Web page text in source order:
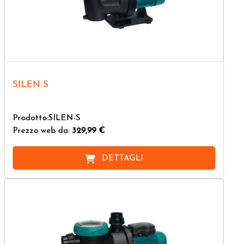
SILEN S
Prodotto:SILEN-S
Prezzo web da: 329,99 €
DETTAGLI